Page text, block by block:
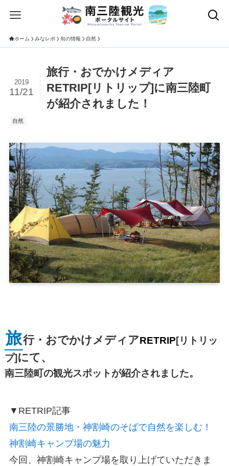
ホーム みなレポ 旬の情報 自然
旅行・おでかけメディア
RETRIP[リトリップ]に南三陸町
が紹介されました！
2019
11/21
自然
旅行・おでかけメディアRETRIP[リトリッ
プ]にて、
南三陸町の観光スポットが紹介されました。
▼RETRIP記事
南三陸の景勝地・神割崎のそばで自然を楽しむ！
神割崎キャンプ場の魅力
今回、神割崎キャンプ場を取り上げていただきま